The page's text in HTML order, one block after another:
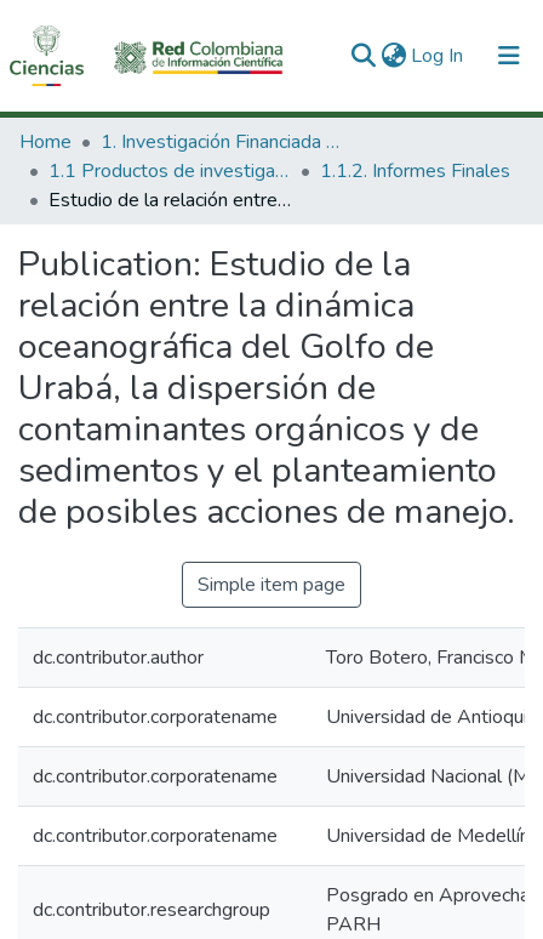
Log In (current)
Communities & Collections
All of DSpace
Home
1. Investigación Financiada con Recursos Públicos
1.1 Productos de investigación
1.1.2. Informes Finales
Estudio de la relación entre la dinámica oceanográfica del Golfo de Urabá, la dispersión de contaminantes orgánicos y de sedimentos y el planteamiento de posibles acciones de manejo.
Publication: Estudio de la
relación entre la dinámica
oceanográfica del Golfo de
Urabá, la dispersión de
contaminantes orgánicos y de
sedimentos y el planteamiento
de posibles acciones de manejo.
Simple item page
dc.contributor.author Toro Botero, Francisco
dc.contributor.corporatename Universidad de Antioquia
dc.contributor.corporatename Universidad Nacional
dc.contributor.corporatename Universidad de Medellín
dc.contributor.researchgroup
Posgrado en
PARH